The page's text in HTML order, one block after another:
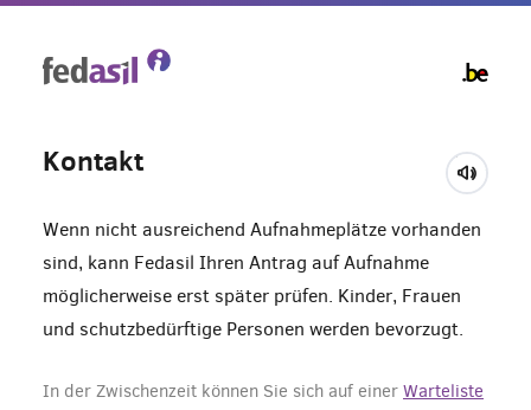
Kontakt
Wenn nicht ausreichend Aufnahmeplätze vorhanden
sind, kann Fedasil Ihren Antrag auf Aufnahme
möglicherweise erst später prüfen. Kinder, Frauen
und schutzbedürftige Personen werden bevorzugt.
In der Zwischenzeit können Sie sich auf einer Warteliste